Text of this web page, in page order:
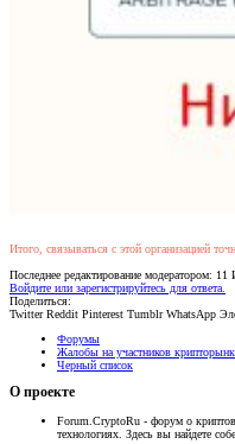
Итого, связываться с этой организацией
Последнее редактирование модератором: 11
Войдите или зарегистрируйтесь для ответа.
Поделиться:
Twitter Reddit Pinterest Tumblr WhatsApp
Форумы
Жалобы на участников
Черный список
О проекте
Forum.CryptoRu - форум о
технологиях. Здесь вы найдете